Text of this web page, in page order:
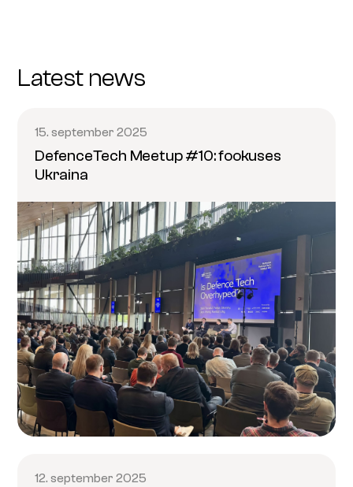
Latest news
15. september 2025
DefenceTech Meetup #10: fookuses
Ukraina
12. september 2025